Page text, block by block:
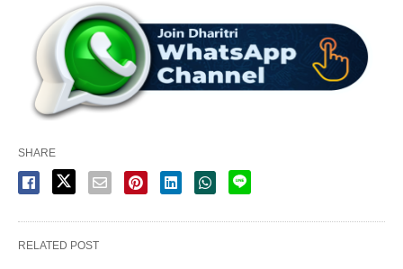
SHARE
RELATED POST